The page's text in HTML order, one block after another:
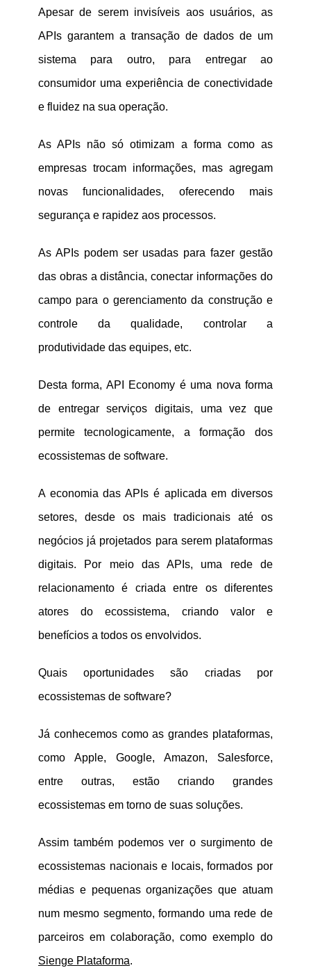
Apesar de serem invisíveis aos usuários, as
APIs garantem a transação de dados de um
sistema para outro, para entregar ao
consumidor uma experiência de conectividade
e fluidez na sua operação.
As APIs não só otimizam a forma como as
empresas trocam informações, mas agregam
novas funcionalidades, oferecendo mais
segurança e rapidez aos processos.
As APIs podem ser usadas ​​para fazer gestão
das obras a distância, conectar informações do
campo para o gerenciamento da construção e
controle da qualidade, controlar a
produtividade das equipes, etc.
Desta forma, API Economy é uma nova forma
de entregar serviços digitais, uma vez que
permite tecnologicamente, a formação dos
ecossistemas de software.
A economia das APIs é aplicada em diversos
setores, desde os mais tradicionais até os
negócios já projetados para serem plataformas
digitais. Por meio das APIs, uma rede de
relacionamento é criada entre os diferentes
atores do ecossistema, criando valor e
benefícios a todos os envolvidos.
Quais oportunidades são criadas por
ecossistemas de software?
Já conhecemos como as grandes plataformas,
como Apple, Google, Amazon, Salesforce,
entre outras, estão criando grandes
ecossistemas em torno de suas soluções.
Assim também podemos ver o surgimento de
ecossistemas nacionais e locais, formados por
médias e pequenas organizações que atuam
num mesmo segmento, formando uma rede de
parceiros em colaboração, como exemplo do
Sienge Plataforma.